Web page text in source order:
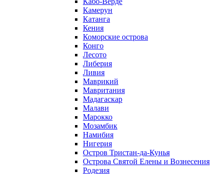
Камерун
Катанга
Кения
Коморские острова
Конго
Лесото
Либерия
Ливия
Маврикий
Мавритания
Мадагаскар
Малави
Марокко
Мозамбик
Намибия
Нигерия
Остров Тристан-да-Кунья
Острова Святой Елены и Вознесения
Родезия